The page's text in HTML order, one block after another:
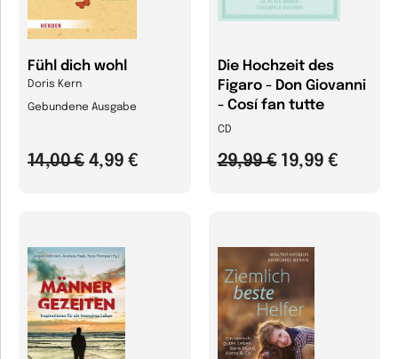
Fühl dich wohl
Doris Kern
Gebundene Ausgabe
14,00 € 4,99 €
Die Hochzeit des
Figaro - Don Giovanni
- Cosí fan tutte
CD
29,99 € 19,99 €